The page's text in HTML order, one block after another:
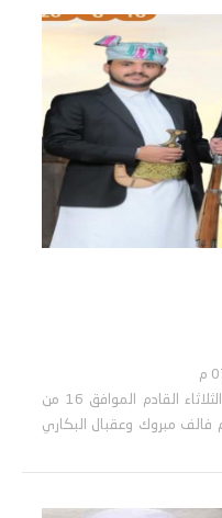
يحتفل الاستاذ صادق احمد الكتيع يوم الثلاثاء القادم الموافق 16 من
فالف مبروك وعقبال البكاري